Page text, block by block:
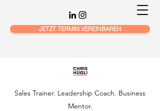
JETZT TERMIN VEREINBAREN
Sales Trainer. Leadership Coach. Business
Mentor.